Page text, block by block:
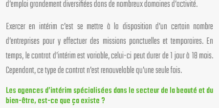
d’emploi grandement diversifiées dans de nombreux domaines d’activité.
Exercer en intérim c’est se mettre à la disposition d’un certain nombre
d’entreprises pour y effectuer des missions ponctuelles et temporaires. En
temps, le contrat d’intérim est variable, celui-ci peut durer de 1 jour à 18 mois.
Cependant, ce type de contrat n’est renouvelable qu’une seule fois.
Les agences d’intérim spécialisées dans le secteur de la beauté et du
bien-être, est-ce que ça existe ?